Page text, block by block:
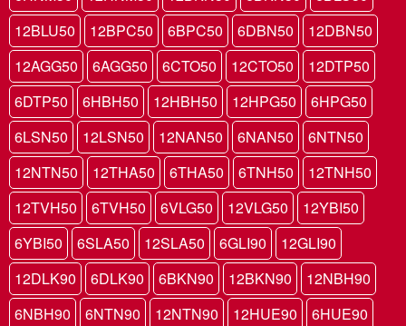
12BLU50
12BPC50 6BPC50 6DBN50
12DBN50
12AGG50
6AGG50 6CTO50 12CTO50
12DTP50
6DTP50
6HBH50 12HBH50 12HPG50
6HPG50
6LSN50
12LSN50 12NAN50 6NAN50
6NTN50
12NTN50
12THA50 6THA50 6TNH50
12TNH50
12TVH50
6TVH50 6VLG50 12VLG50
12YBI50
6YBI50
6SLA50 12SLA50 6GLI90
12GLI90
12DLK90
6DLK90 6BKN90 12BKN90
12NBH90
6NBH90
6NTN90 12NTN90 12HUE90
6HUE90